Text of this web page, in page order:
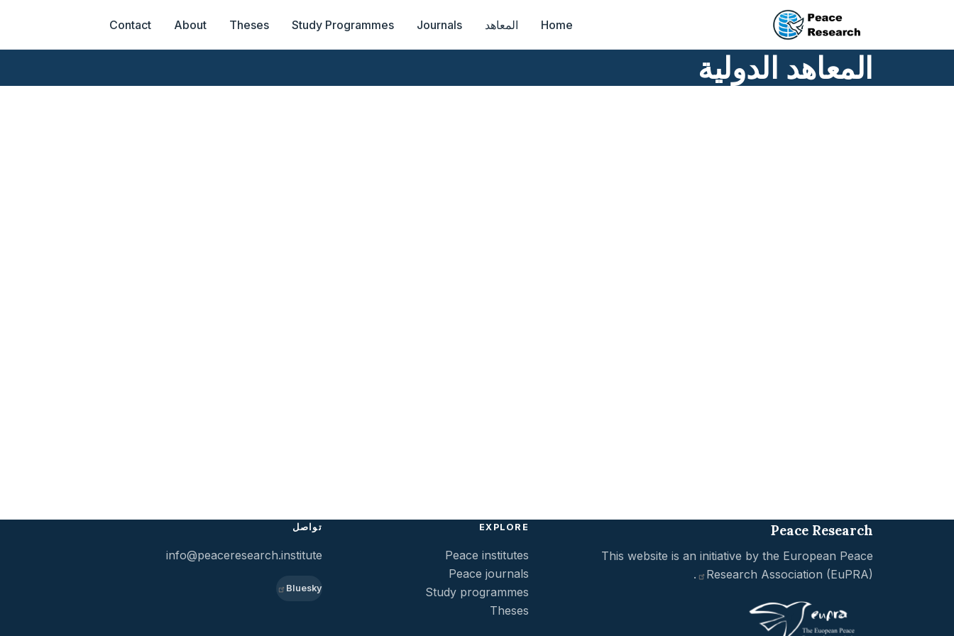
Home
المعاهد Journals
Study Programmes
Theses
About
Contact
المعاهد الدولية
Peace Research
This website is an initiative by the European Peace
Research Association (EuPRA)
.
EXPLORE
Peace institutes
Peace journals
Study programmes
Theses
تواصل
info@peaceresearch.institute
Bluesky